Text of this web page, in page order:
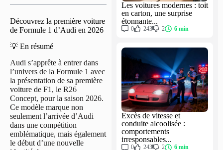
Découvrez la première voiture
de Formule 1 d’Audi en 2026
💡 En résumé
Audi s’apprête à entrer dans
l’univers de la Formule 1 avec
la présentation de sa première
voiture de F1, le R26
Concept, pour la saison 2026.
Ce modèle marque non
seulement l’arrivée d’Audi
dans une compétition
emblématique, mais également
le début d’une nouvelle
Les voitures modernes : toit
en carton, une surprise
étonnante...
0 243 2 6 min
Excès de vitesse et
conduite alcoolisée :
comportements
irresponsables...
0 243 2 6 min